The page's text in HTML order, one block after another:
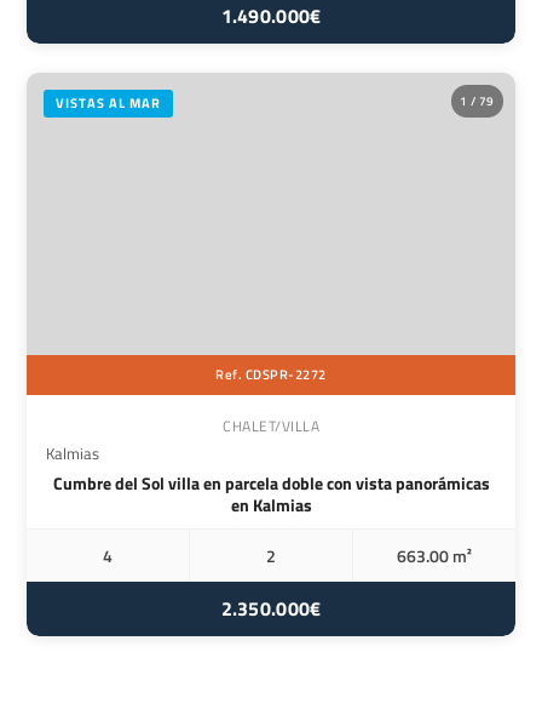
1.490.000€
1 / 79
VISTAS AL MAR
Ref. CDSPR-2272
CHALET/VILLA
Kalmias
Cumbre del Sol villa en parcela doble con vista panorámicas
en Kalmias
4
2 663.00 m²
2.350.000€